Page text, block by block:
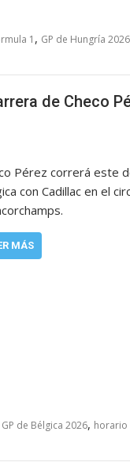
1 , GP de Hungría 2026
de Checo
Pérez correrá este
con Cadillac en el
MÁS
GP de Bélgica 2026, horario